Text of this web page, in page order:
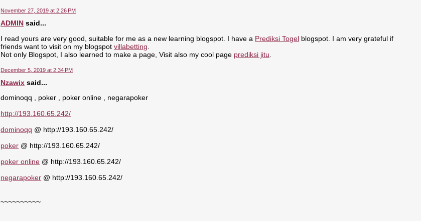
November 27, 2019 at 2:26 PM
ADMIN said...
I read yours are very good, suitable for me as a new learning blogspot. I have a Prediksi Togel blogspot. I am very grateful if
friends want to visit on my blogspotvillabetting
Not only Blogspot, I also learned to make a page, Visit also my cool page prediksi jitu
December 5, 2019 at 2:34 PM
Nzawix said...
dominoqq , poker , poker online , negarapoker
http://193.160.65.242/
dominoqq @ http://193.160.65.242/
poker @ http://193.160.65.242/
poker online @ http://193.160.65.242/
negarapoker @ http://193.160.65.242/
~~~~~~~~~~